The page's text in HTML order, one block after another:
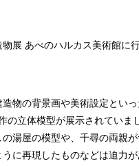
展 あべのハルカス美術館に
物の背景画や美術設定とい
の立体模型が展示されていま
湯屋の模型や、千尋の両親
に再現したものなどは迫力